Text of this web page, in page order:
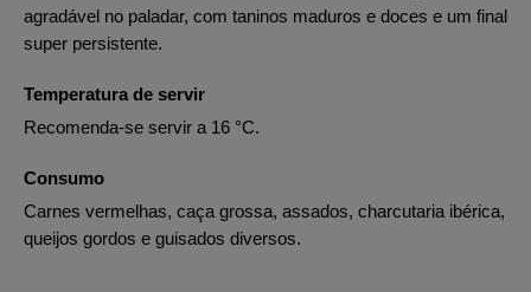
agradável no paladar, com taninos maduros e doces e um final
super persistente.
Temperatura de servir
Recomenda-se servir a 16 °C.
Consumo
Carnes vermelhas, caça grossa, assados, charcutaria ibérica,
queijos gordos e guisados diversos.